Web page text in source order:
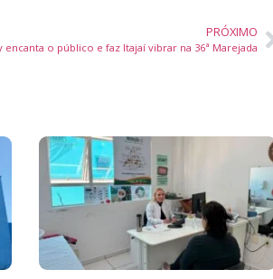
PRÓXIMO
encanta o público e faz Itajaí vibrar na 36ª Marejada